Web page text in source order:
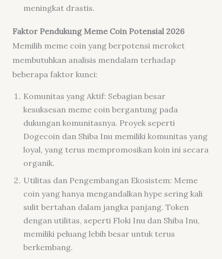
meningkat drastis.
Faktor Pendukung Meme Coin Potensial 2026
Memilih meme coin yang berpotensi meroket
membutuhkan analisis mendalam terhadap
beberapa faktor kunci:
Komunitas yang Aktif: Sebagian besar
kesuksesan meme coin bergantung pada
dukungan komunitasnya. Proyek seperti
Dogecoin dan Shiba Inu memiliki komunitas yang
loyal, yang terus mempromosikan koin ini secara
organik.
Utilitas dan Pengembangan Ekosistem: Meme
coin yang hanya mengandalkan hype sering kali
sulit bertahan dalam jangka panjang. Token
dengan utilitas, seperti Floki Inu dan Shiba Inu,
memiliki peluang lebih besar untuk terus
berkembang.